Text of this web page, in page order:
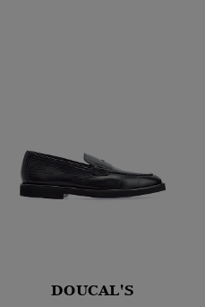
DOUCAL'S